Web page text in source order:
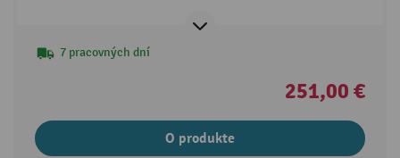
7 pracovných dní
251,00 €
O produkte